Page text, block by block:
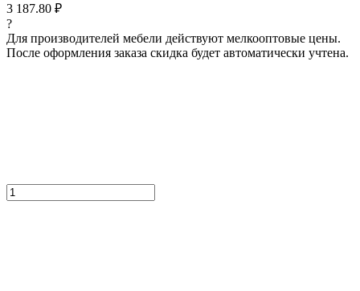
3 187.80 ₽
?
Для производителей мебели действуют мелкооптовые цены.
После оформления заказа скидка будет автоматически учтена.